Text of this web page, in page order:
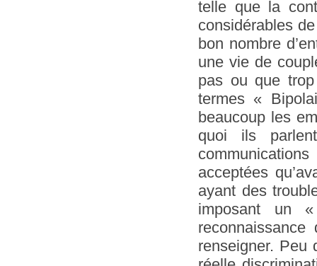
telle que la
considérables
bon nombre
une vie de
pas ou que
termes «
beaucoup les
quoi ils
acceptées
ayant des
imposant un
renseigner. Peu